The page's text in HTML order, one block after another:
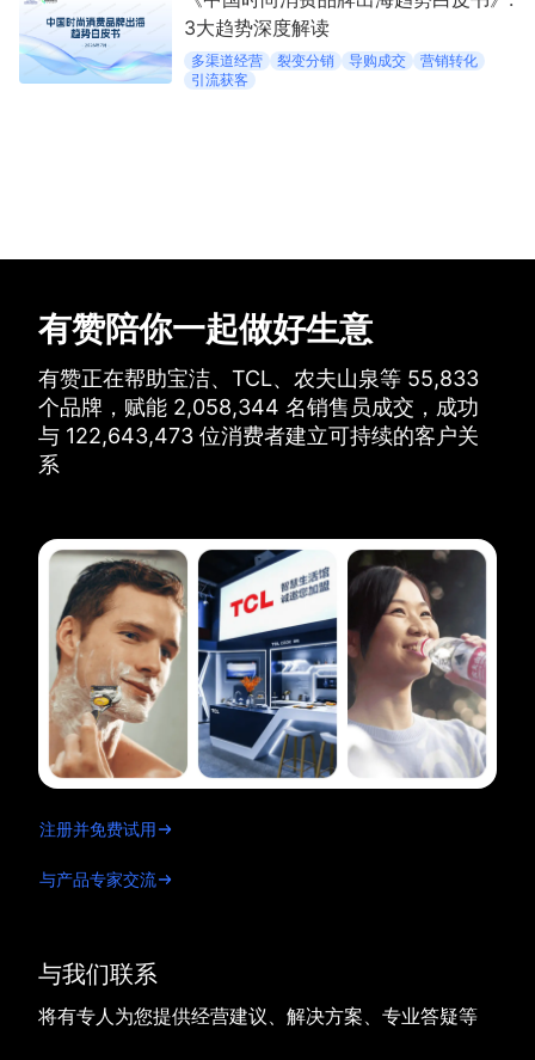
3大趋势深度解读
多渠道经营 裂变分销 导购成交
营销转化
引流获客
有赞陪你一起做好生意
有赞正在帮助宝洁、TCL、农夫山泉等 55,833
个品牌， 赋能 2,058,344 名销售员成交， 成功
与 122,643,473 位消费者建立可持续的客户关
系
与我们联系
将有专人为您提供经营建议、解决方案、专业答疑等
注册并免费试用
与产品专家交流